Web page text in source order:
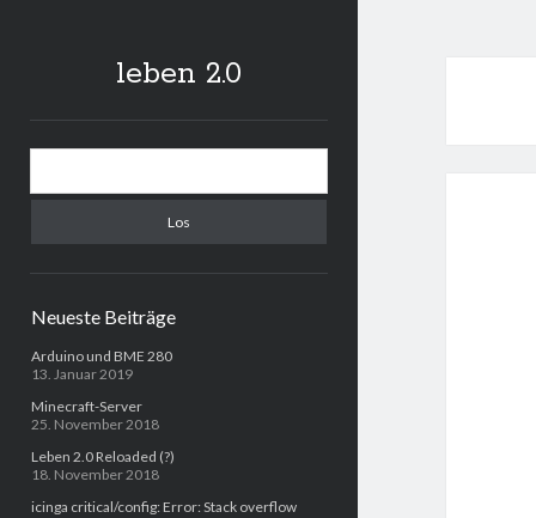
leben 2.0
Sidebar
Neueste Beiträge
Arduino und BME 280
13. Januar 2019
Minecraft-Server
25. November 2018
Leben 2.0 Reloaded (?)
18. November 2018
icinga critical/config: Error: Stack overflow